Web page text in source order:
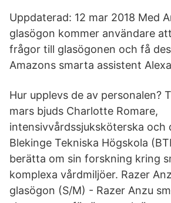
Uppdaterad: 12 mar 2018 Med
glasögon kommer användare
frågor till glasögonen och få
Amazons smarta assistent
Hur upplevs de av personalen?
mars bjuds Charlotte Romare,
intensivvårdssjuksköterska och
Blekinge Tekniska Högskola
berätta om sin forskning kring
komplexa vårdmiljöer. Razer
glasögon (S/M) - Razer Anzu